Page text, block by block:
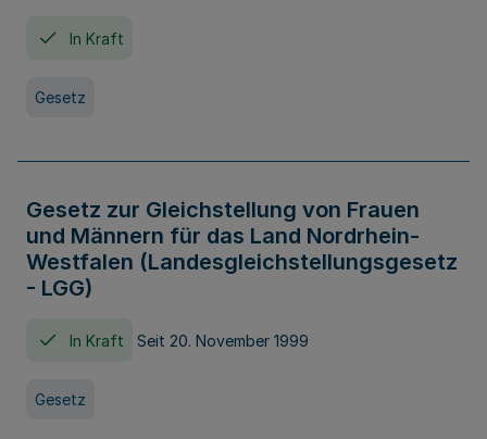
In Kraft
Gesetz
Gesetz zur Gleichstellung von Frauen
und Männern für das Land Nordrhein-
Westfalen (Landesgleichstellungsgesetz
- LGG)
In Kraft Seit 20. November 1999
Gesetz